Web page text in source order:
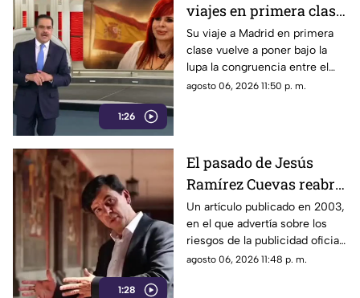
1:26
viajes en primera clase
que reavivan el debate
sobre la austeridad
Su viaje a Madrid en primera
clase vuelve a poner bajo la
lupa la congruencia entre el
discurso de austeridad
agosto 06, 2026 11:50 p. m.
1:28
El pasado de Jesús
Ramírez Cuevas reabre
el debate sobre la
censura
Un artículo publicado en 2003,
en el que advertía sobre los
riesgos de la publicidad oficial
y la censura a los medios
agosto 06, 2026 11:48 p. m.